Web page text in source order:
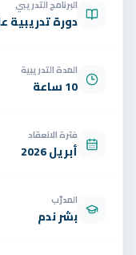
البرنامج التدريبي
دورة تدريبية
المدة التدريبية
10 ساعة
فترة الانعقاد
أبريل 2026
المدرّب
بشر ندم